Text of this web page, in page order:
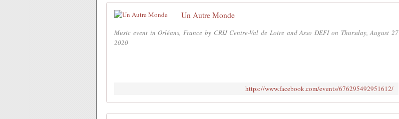
Un Autre Monde
Music event in Orléans, France by CRIJ Centre-Val de Loire and Asso DEFI on Thursday, August 27
2020
https://www.facebook.com/events/676295492951612/